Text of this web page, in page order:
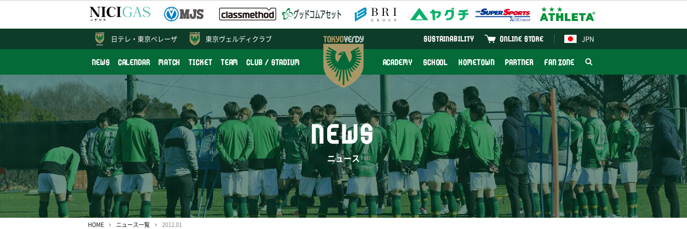
東京ヴェルディクラブ JPN
ONLINE STORE
SUSTAINABILITY
NEWS CALENDAR MATCH TICKET TEAM CLUB / STADIUM ACADEMY SCHOOL HOMETOWN PARTNER FAN ZONE
日テレ・ 東京ベレーザ
NEWS
ニュース
HOME ニュース一覧 2012.01